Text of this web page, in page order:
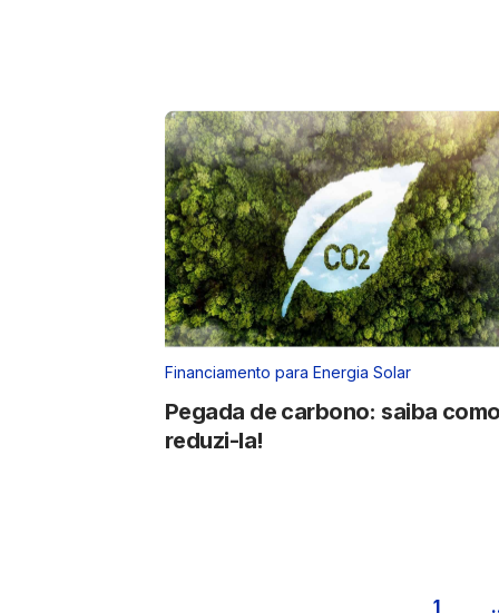
Financiamento para Energia Solar
Pegada de carbono: saiba
reduzi-la!
1